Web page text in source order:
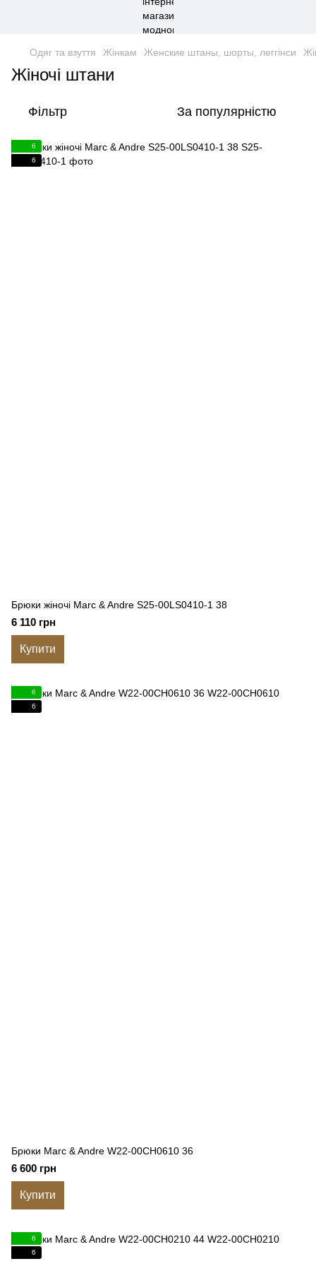
Одяг та взуття Жінкам Женские штаны, шорты, леггінси
Жіночі штани
Фільтр За популярністю
6
6
Брюки жіночі Marc & Andre S25-00LS0410-1 38
6 110 грн
Купити
6
6
Брюки Marc & Andre W22-00CH0610 36
6 600 грн
Купити
6
6